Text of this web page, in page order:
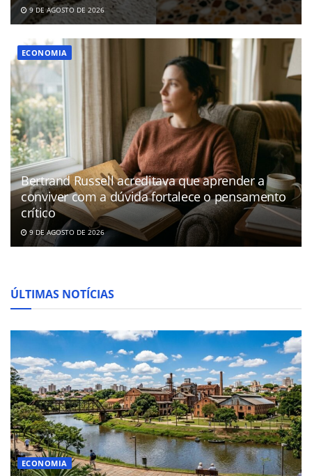
9 DE AGOSTO DE 2026
ECONOMIA
Bertrand Russell acreditava que aprender a
conviver com a dúvida fortalece o pensamento
crítico
9 DE AGOSTO DE 2026
ÚLTIMAS NOTÍCIAS
ECONOMIA